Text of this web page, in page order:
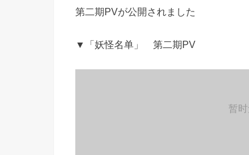
第二期PVが公開されました
▼「妖怪名单」 第二期PV
暂